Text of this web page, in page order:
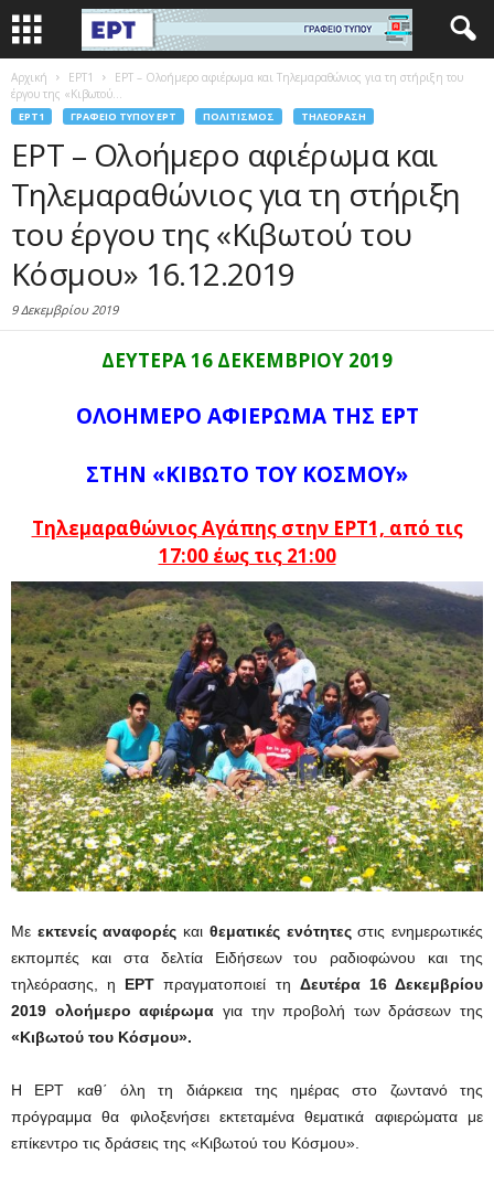
Αρχική EΡΤ1
ΕΡΤ – Ολοήμερο αφιέρωμα και Τηλεμαραθώνιος για τη στήριξη του
έργου της «Κιβωτού...
EΡΤ1 ΓΡΑΦΕΊΟ ΤΎΠΟΥ ΕΡΤ ΠΟΛΙΤΙΣΜΌΣ ΤΗΛΕΌΡΑΣΗ
ΕΡΤ – Ολοήμερο αφιέρωμα και
Τηλεμαραθώνιος για τη στήριξη
του έργου της «Κιβωτού του
Κόσμου» 16.12.2019
9 Δεκεμβρίου 2019
ΔΕΥΤΕΡΑ 16 ΔΕΚΕΜΒΡΙΟΥ 2019
ΟΛΟΗΜΕΡΟ ΑΦΙΕΡΩΜΑ ΤΗΣ ΕΡΤ
ΣΤΗΝ «ΚΙΒΩΤΟ ΤΟΥ ΚΟΣΜΟΥ»
Τηλεμαραθώνιος Αγάπης στην ΕΡΤ1, από τις
17:00 έως τις 21:00
Με εκτενείς αναφορές και θεματικές ενότητεςστις ενημερωτικές
εκπομπές και στα δελτία Ειδήσεων του ραδιοφώνου και της
τηλεόρασης, η ΕΡΤ πραγματοποιεί τη Δευτέρα 16 Δεκεμβρίου
2019 ολοήμερο αφιέρωμα για την προβολή των δράσεων της
«Κιβωτού του Κόσμου».
Η ΕΡΤ καθ΄ όλη τη διάρκεια της ημέρας στο ζωντανό της
πρόγραμμα θα φιλοξενήσει εκτεταμένα θεματικά αφιερώματα με
επίκεντρο τις δράσεις της «Κιβωτού του Κόσμου».